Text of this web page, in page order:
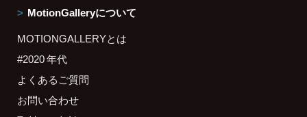
MotionGalleryについて
MOTIONGALLERYとは
#2020 年代
よくあるご質問
お問い合わせ